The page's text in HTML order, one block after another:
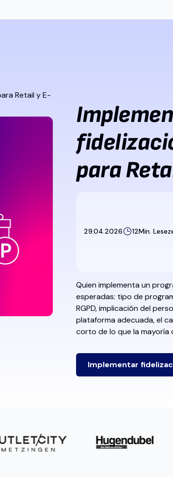
Retail y E-
para
29.04.2026 12Min.
Quien implementa un
esperadas: tipo de
RGPD, implicación del
plataforma adecuada, el
corto de lo que la mayoría
Implementar